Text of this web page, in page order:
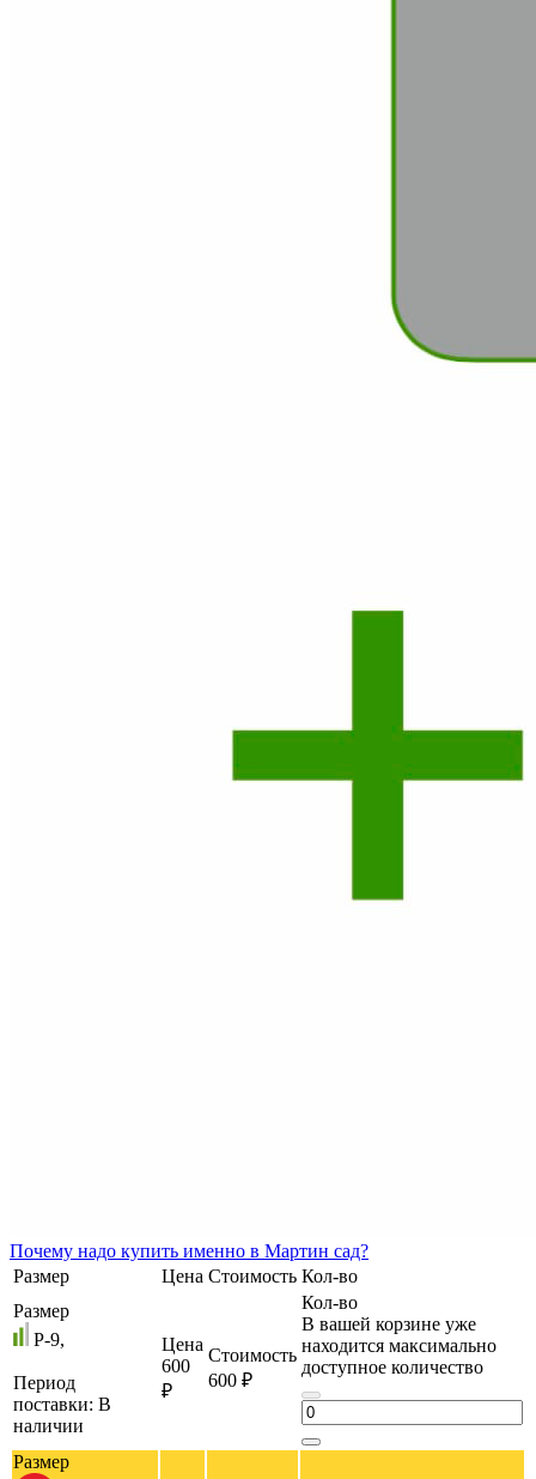
Почему надо купить именно в Мартин сад?
Размер
Цена Стоимость Кол-во
Размер
P-9,
Период
поставки: В
наличии
Цена
600
₽
Стоимость
600 ₽
Кол-во
В вашей корзине уже
находится максимально
доступное количество
Размер